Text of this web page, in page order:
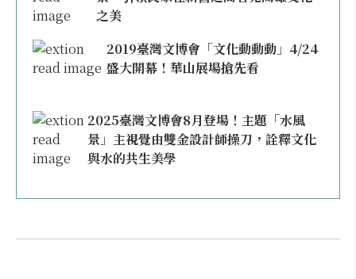
之美
2019臺灣文博會「文化動動動」4/24
盛大開幕！華山展場搶先看
2025臺灣文博會8月登場！主題「水風
景」主視覺由雙金設計師操刀，詮釋文化
與水的共生美學